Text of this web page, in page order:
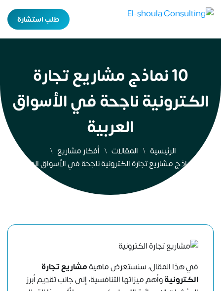
طلب استشارة
10 نماذج مشاريع تجارة
الكترونية ناجحة في الأسواق
العربية
الرئيسية المقالات
أفكار مشاريع
في هذا المقال، سنستعرض ماهيةمشاريع تجارة
الكترونيةوأهم ميزاتها التنافسية، إلى جانب تقديم أبرز